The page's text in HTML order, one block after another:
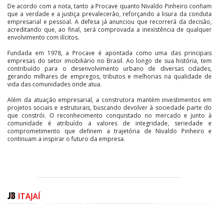
De acordo com a nota, tanto a Procave quanto Nivaldo Pinheiro confiam
que a verdade e a justiça prevalecerão, reforçando a lisura da conduta
empresarial e pessoal. A defesa já anunciou que recorrerá da decisão,
acreditando que, ao final, será comprovada a inexistência de qualquer
envolvimento com ilícitos.
Fundada em 1978, a Procave é apontada como uma das principais
empresas do setor imobiliário no Brasil. Ao longo de sua história, tem
contribuído para o desenvolvimento urbano de diversas cidades,
gerando milhares de empregos, tributos e melhorias na qualidade de
vida das comunidades onde atua.
Além da atuação empresarial, a construtora mantém investimentos em
projetos sociais e estruturais, buscando devolver à sociedade parte do
que constrói. O reconhecimento conquistado no mercado e junto à
comunidade é atribuído a valores de integridade, seriedade e
comprometimento que definem a trajetória de Nivaldo Pinheiro e
continuam a inspirar o futuro da empresa.
ITAJAÍ